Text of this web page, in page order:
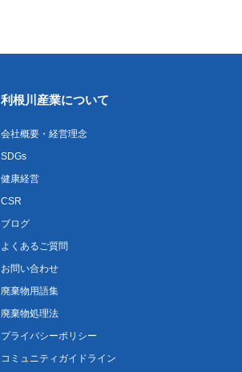
利根川産業について
会社概要・経営理念
SDGs
健康経営
CSR
ブログ
よくあるご質問
お問い合わせ
廃棄物用語集
廃棄物処理法
プライバシーポリシー
コミュニティガイドライン